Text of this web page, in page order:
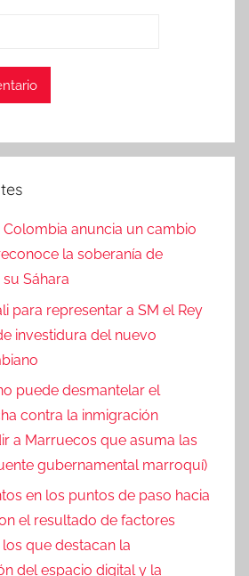
anuncia un cambio
la soberanía de
Sáhara
para representar a SM el Rey
investidura del nuevo
puede desmantelar el
contra la inmigración
a Marruecos que asuma las
gubernamental marroquí)
en los puntos de paso hacia
el resultado de factores
que destacan la
del espacio digital y la